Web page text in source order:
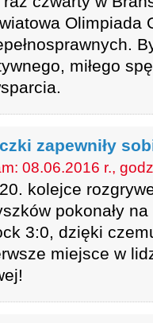
Olimpiada
miłego
zapewniły
08.06.2016 r.,
kolejce
pokonały
3:0, dzięki
miejsce w